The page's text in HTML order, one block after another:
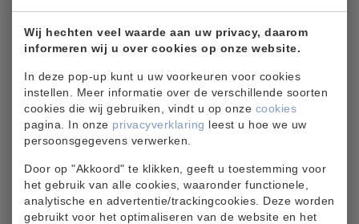
Wij hechten veel waarde aan uw privacy, daarom
informeren wij u over cookies op onze website.
In deze pop-up kunt u uw voorkeuren voor cookies
instellen. Meer informatie over de verschillende soorten
cookies die wij gebruiken, vindt u op onze cookies
pagina. In onze privacyverklaring leest u hoe we uw
persoonsgegevens verwerken.
Door op "Akkoord" te klikken, geeft u toestemming voor
het gebruik van alle cookies, waaronder functionele,
analytische en advertentie/trackingcookies. Deze worden
gebruikt voor het optimaliseren van de website en het
zijn. Bij uw overlijden vóór pensionering
bedraagt de levenslange uitkering voor uw
van het pensioengevend inkomen. Voor het
wezenpensioen is dit 20% van het
pensioengevend inkomen. Voorwaarde voor
de pensioenregeling (premie betaalt). Het
nabestaandenpensioen is een variabele